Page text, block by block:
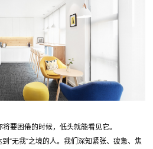
要困倦的时候，低头就能看见它。
“无我“之境的人。我们深知紧张、疲惫、焦